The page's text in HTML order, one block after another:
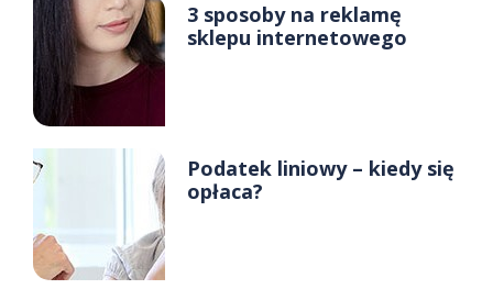
3 sposoby na reklamę
sklepu internetowego
Podatek liniowy – kiedy się
opłaca?